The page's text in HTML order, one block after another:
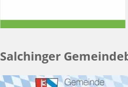
Salchinger